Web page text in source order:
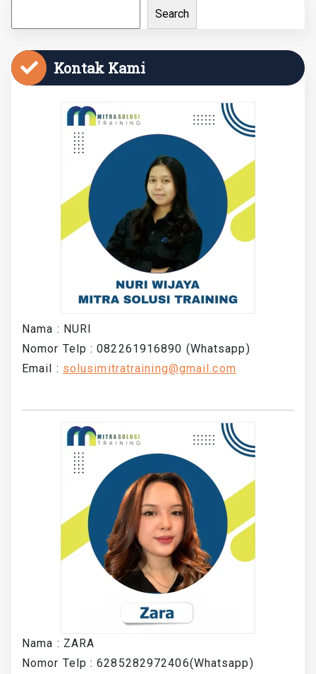
Search
Kontak Kami
Nama : NURI
Nomor Telp : 082261916890 (Whatsapp)
Email : solusimitratraining@gmail.com
Nama : ZARA
Nomor Telp : 6285282972406(Whatsapp)